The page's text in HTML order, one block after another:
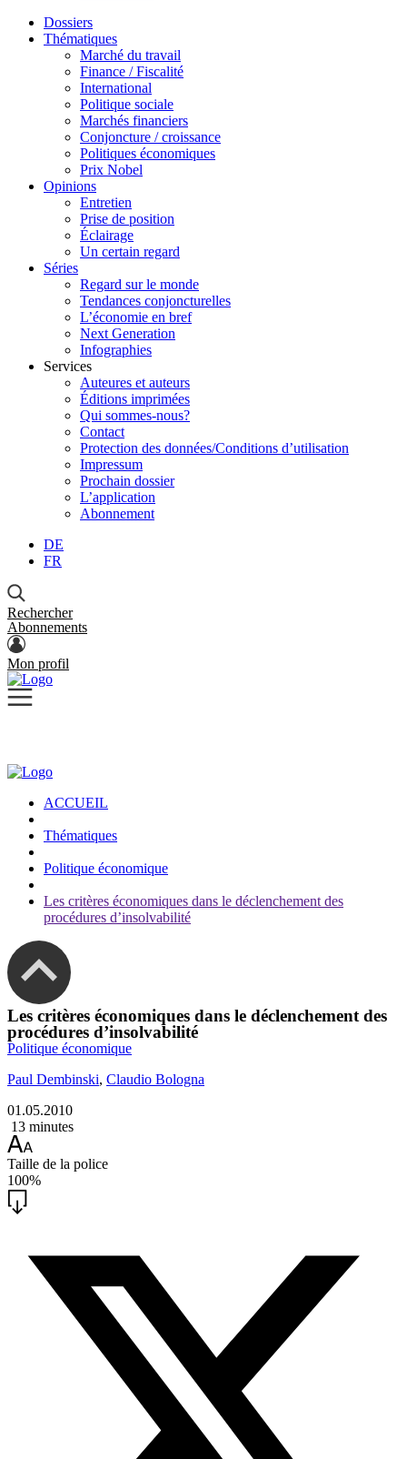
Dossiers
Thématiques
Marché du travail
Finance / Fiscalité
International
Politique sociale
Marchés financiers
Conjoncture / croissance
Politiques économiques
Prix Nobel
Opinions
Entretien
Prise de position
Éclairage
Un certain regard
Séries
Regard sur le monde
Tendances conjoncturelles
L’économie en bref
Next Generation
Infographies
Services
Auteures et auteurs
Éditions imprimées
Qui sommes-nous?
Contact
Protection des données/Conditions d’utilisation
Impressum
Prochain dossier
L’application
Abonnement
DE
FR
Rechercher
Abonnements
Mon profil
ACCUEIL
Thématiques
Politique économique
Les critères économiques dans le déclenchement des
procédures d’insolvabilité
Les critères économiques dans le déclenchement des
procédures d’insolvabilité
Politique économique
Paul Dembinski, Claudio Bologna
01.05.2010
13 minutes
Taille de la police
100%